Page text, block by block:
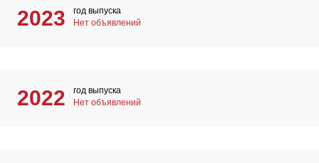
2023
год выпуска
Нет объявлений
2022
год выпуска
Нет объявлений